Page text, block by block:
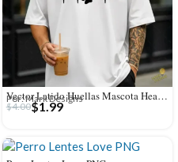
Vector Latido Huellas Mascota Heartbeat para Sublimar Termos
Por: Mark Designs
$4.00$1.99